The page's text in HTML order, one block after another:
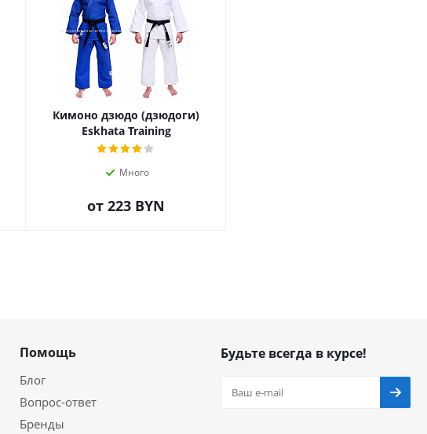
Кимоно дзюдо (дзюдоги)
Eskhata Training
Много
от 223 BYN
Помощь
Блог
Вопрос-ответ
Бренды
Будьте всегда в курсе!